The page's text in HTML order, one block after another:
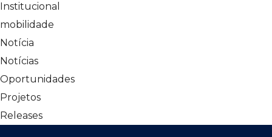
Institucional
mobilidade
Notícia
Notícias
Oportunidades
Projetos
Releases